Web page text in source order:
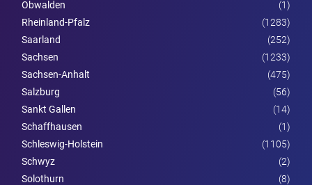
Obwalden
(1)
Rheinland-Pfalz
(1283)
Saarland
(252)
Sachsen
(1233)
Sachsen-Anhalt
(475)
Salzburg
(56)
Sankt Gallen
(14)
Schaffhausen
(1)
Schleswig-Holstein
(1105)
Schwyz
(2)
Solothurn
(8)